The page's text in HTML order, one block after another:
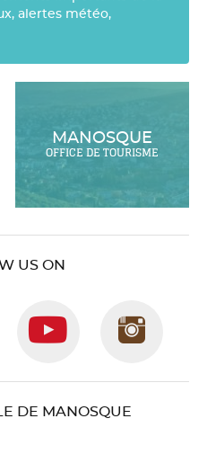
alertes météo,
MANOSQUE
OFFICE DE TOURISME
US ON
Follow
us
us
DE MANOSQUE